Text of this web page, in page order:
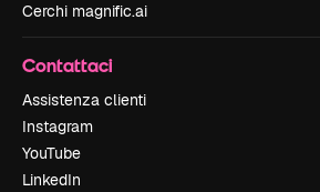
Cerchi magnific.ai
Contattaci
Assistenza clienti
Instagram
YouTube
LinkedIn